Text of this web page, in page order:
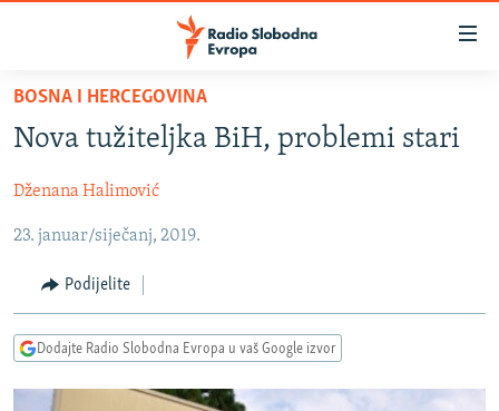
Pređite
glavni
Pređite
na
navigaciju
Pređite
na
pretragu
BOSNA I HERCEGOVINA
SRBIJA
KOSOVO
CRNA GORA
VIZUELNO
VIDEO
FOTOGALERIJE
PODCASTI
RAT U UKRAJINI
BOSNA I HERCEGOVINA
Nova tužiteljka BiH, problemi stari
Dženana Halimović
23. januar/siječanj, 2019.
Podijelite
Dodajte Radio Slobodna Evropa u vaš Google izvor